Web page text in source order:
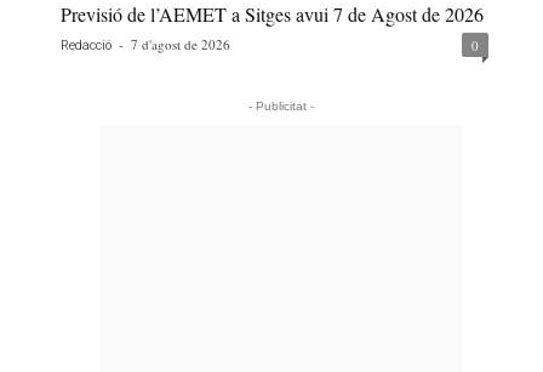
Previsió de l’AEMET a Sitges avui 7 de Agost de 2026
Redacció - 7 d'agost de 2026 0
- Publicitat -